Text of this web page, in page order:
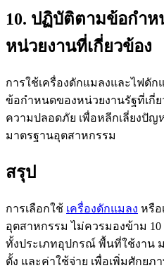
10. ปฏิบัติตามข้อกำ
หน่วยงานที่เกี่ยวข้อง
การใช้เครื่องดักแมลงและไฟดั
ข้อกำหนดของหน่วยงานรัฐที่เกี่
ความปลอดภัย เพื่อหลีกเลี่ยงปั
มาตรฐานอุตสาหกรรม
สรุป
การเลือกใช้ เครื่องดักแมลง หรือ
อุตสาหกรรม ไม่ควรมองข้าม
ทั้งประเภทอุปกรณ์ พื้นที่ใช้งาน
ตั้ง และค่าใช้จ่าย เพื่อเพิ่มศักยภ